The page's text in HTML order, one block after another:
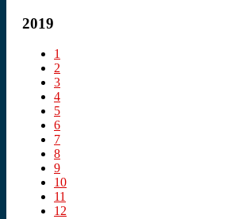
2019
1
2
3
4
5
6
7
8
9
10
11
12